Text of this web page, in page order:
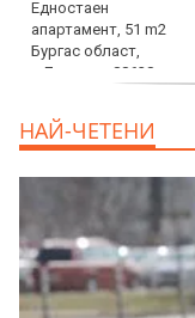
НАЙ-ЧЕТЕНИ